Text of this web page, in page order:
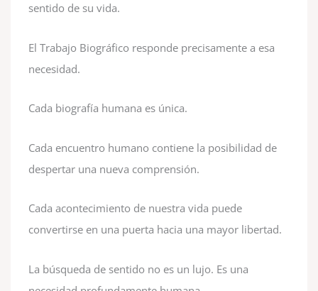
sentido de su vida.
El Trabajo Biográfico responde precisamente a esa
necesidad.
Cada biografía humana es única.
Cada encuentro humano contiene la posibilidad de
despertar una nueva comprensión.
Cada acontecimiento de nuestra vida puede
convertirse en una puerta hacia una mayor libertad.
La búsqueda de sentido no es un lujo. Es una